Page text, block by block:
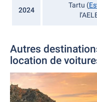
2024
Tartu (
Autres
location de